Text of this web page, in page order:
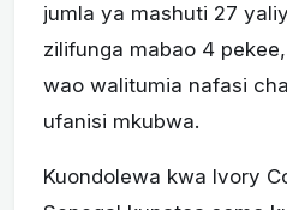
jumla ya mashuti 27
zilifunga mabao 4
wao walitumia nafasi
ufanisi mkubwa.
Kuondolewa kwa Ivory